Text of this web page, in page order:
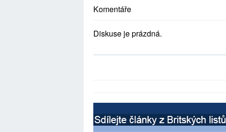
Komentáře
Diskuse je prázdná.